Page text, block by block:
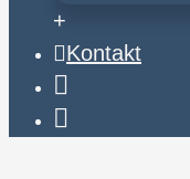
+
Kontakt